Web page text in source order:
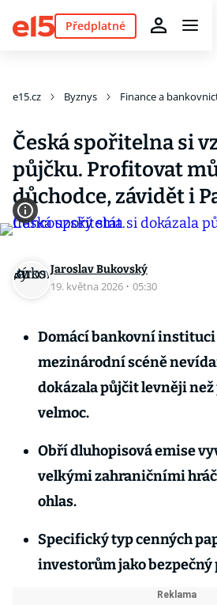
Předplatné
e15.cz Byznys Finance a
Česká spořitelna si
půjčku. Profitovat
důchodce, závidět i
Jaroslav Bukovský
19. května 2026 · 05:30
Domácí bankovní instituci
mezinárodní scéně
dokázala půjčit levněji
velmoc.
Obří dluhopisová emise
velkými zahraničními
ohlas.
Specifický typ cenných
investorům jako bezpečný